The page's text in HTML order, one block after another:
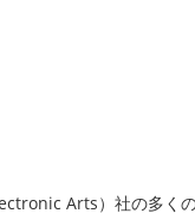
Arts）社の多く